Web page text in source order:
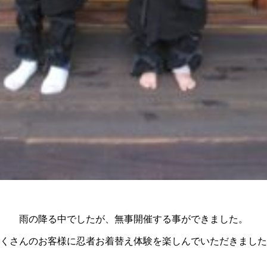
雨の降る中でしたが、無事開催する事ができました。
さんのお客様に忍者お着替え体験を楽しんでいただきまし